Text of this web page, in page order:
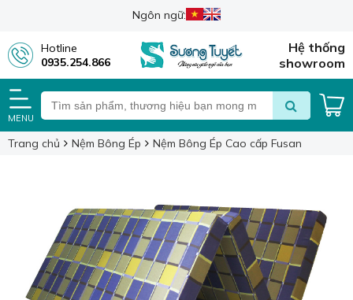
Ngôn ngữ:
Hotline
0935.254.866
Hệ thống
showroom
MENU
Trang chủ Nệm Bông Ép Nệm Bông Ép Cao cấp Fusan